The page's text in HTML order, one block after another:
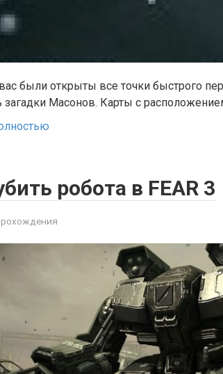
были открыты все точки быстрого
загадки Масонов. Карты с
робота в FEAR 3